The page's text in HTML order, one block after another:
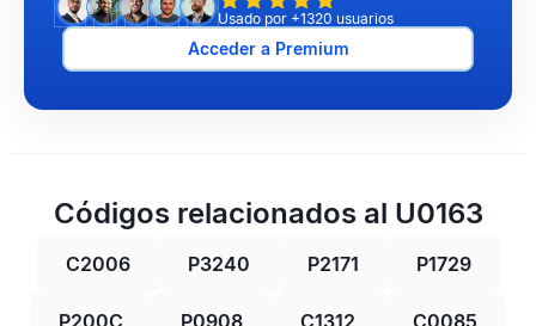
Usado por +1320 usuarios
Acceder a Premium
Códigos relacionados al U0163
C2006 P3240 P2171 P1729
P200C P0908 C1312 C0085